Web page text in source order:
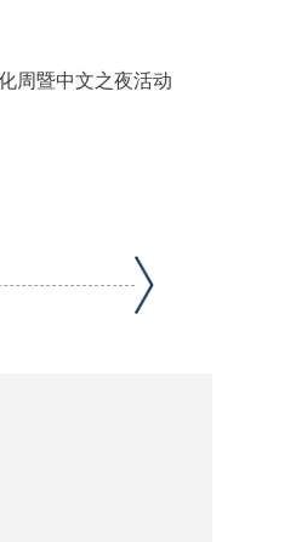
周暨中文之夜活动